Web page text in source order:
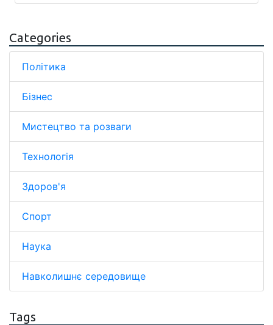
Categories
Політика
Бізнес
Мистецтво та розваги
Технологія
Здоров'я
Спорт
Наука
Навколишнє середовище
Tags